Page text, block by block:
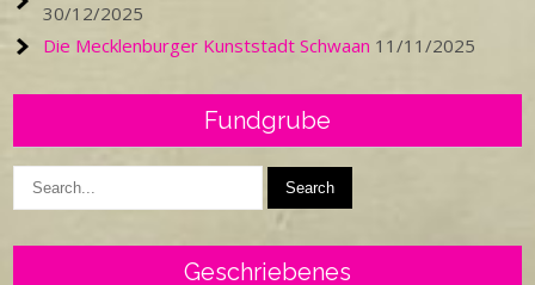
30/12/2025
Die Mecklenburger Kunststadt Schwaan 11/11/2025
Fundgrube
Geschriebenes